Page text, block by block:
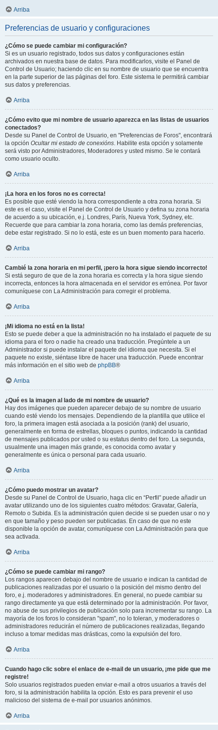
Arriba
Preferencias de usuario y configuraciones
¿Cómo se puede cambiar mi configuración?
Si es un usuario registrado, todos sus datos y configuraciones están
archivados en nuestra base de datos. Para modificarlos, visite el Panel de
Control de Usuario; haciendo clic en su nombre de usuario que se encuentra
en la parte superior de las páginas del foro. Este sistema le permitirá cambiar
sus datos y preferencias.
Arriba
¿Cómo evito que mi nombre de usuario aparezca en las listas de usuarios
conectados?
Desde su Panel de Control de Usuario, en "Preferencias de Foros", encontrará
la opción Ocultar mi estado de conexións. Habilite esta opción y solamente
será visto por Administradores, Moderadores y usted mismo. Se le contará
como usuario oculto.
Arriba
¡La hora en los foros no es correcta!
Es posible que esté viendo la hora correspondiente a otra zona horaria. Si
este es el caso, visite el Panel de Control de Usuario y defina su zona horaria
de acuerdo a su ubicación, e.j. Londres, París, Nueva York, Sydney, etc.
Recuerde que para cambiar la zona horaria, como las demás preferencias,
debe estar registrado. Si no lo está, este es un buen momento para hacerlo.
Arriba
Cambié la zona horaria en mi perfil, ¡pero la hora sigue siendo incorrecto!
Si está seguro de que de la zona horaria es correcta y la hora sigue siendo
incorrecta, entonces la hora almacenada en el servidor es errónea. Por favor
comuníquese con La Administración para corregir el problema.
Arriba
¡Mi idioma no está en la lista!
Esto se puede deber a que la administración no ha instalado el paquete de su
idioma para el foro o nadie ha creado una traducción. Pregúntele a un
Administrador si puede instalar el paquete del idioma que necesita. Si el
paquete no existe, siéntase libre de hacer una traducción. Puede encontrar
más información en el sitio web de phpBB®
Arriba
¿Qué es la imagen al lado de mi nombre de usuario?
Hay dos imágenes que pueden aparecer debajo de su nombre de usuario
cuando esté viendo los mensajes. Dependiendo de la plantilla que utilice el
foro, la primera imagen está asociada a la posición (rank) del usuario,
generalmente en forma de estrellas, bloques o puntos, indicando la cantidad
de mensajes publicados por usted o su estatus dentro del foro. La segunda,
usualmente una imagen más grande, es conocida como avatar y
generalmente es única o personal para cada usuario.
Arriba
¿Cómo puedo mostrar un avatar?
Desde su Panel de Control de Usuario, haga clic en “Perfil” puede añadir un
avatar utilizando uno de los siguientes cuatro métodos: Gravatar, Galería,
Remoto o Subida. Es la administración quien decide si se pueden usar o no y
en que tamaño y peso pueden ser publicadas. En caso de que no este
disponible la opción de avatar, comuníquese con La Administración para que
sea activada.
Arriba
¿Cómo se puede cambiar mi rango?
Los rangos aparecen debajo del nombre de usuario e indican la cantidad de
publicaciones realizadas por el usuario o la posición del mismo dentro del
foro, e.j. moderadores y administradores. En general, no puede cambiar su
rango directamente ya que está determinado por la administración. Por favor,
no abuse de sus privilegios de publicación solo para incrementar su rango. La
mayoría de los foros lo consideran "spam", no lo toleran, y moderadores o
administradores reducirán el número de publicaciones realizadas, llegando
incluso a tomar medidas mas drásticas, como la expulsión del foro.
Arriba
Cuando hago clic sobre el enlace de e-mail de un usuario, ¡me pide que me
registre!
Solo usuarios registrados pueden enviar e-mail a otros usuarios a través del
foro, si la administración habilita la opción. Esto es para prevenir el uso
malicioso del sistema de e-mail por usuarios anónimos.
Arriba